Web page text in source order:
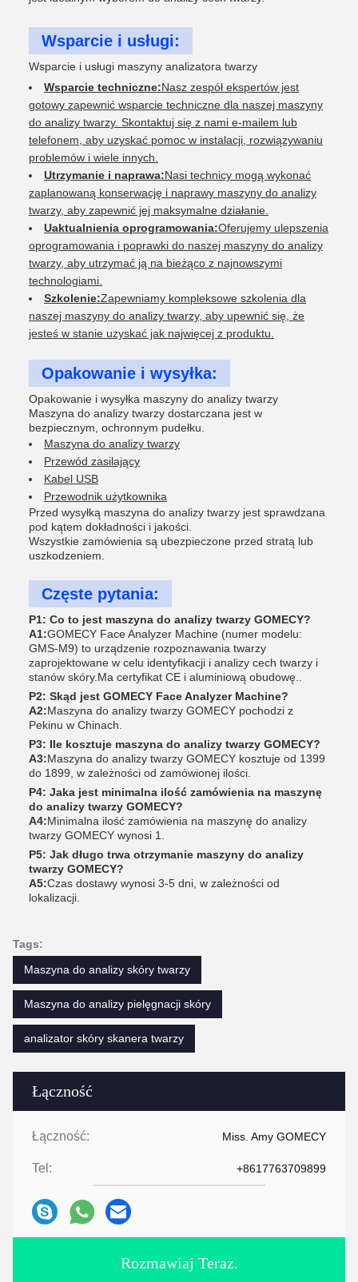
Łączność
Łączność: Miss. Amy GOMECY
Tel: +8617763709899
Rozmawiaj Teraz.
Wsparcie i usługi:
Wsparcie i usługi maszyny analizatora twarzy
Wsparcie techniczne:Nasz zespół ekspertów jest
gotowy zapewnić wsparcie techniczne dla naszej maszyny
do analizy twarzy. Skontaktuj się z nami e-mailem lub
telefonem, aby uzyskać pomoc w instalacji, rozwiązywaniu
problemów i wiele innych.
Utrzymanie i naprawa:Nasi technicy mogą wykonać
zaplanowaną konserwację i naprawy maszyny do analizy
twarzy, aby zapewnić jej maksymalne działanie.
Uaktualnienia oprogramowania:Oferujemy ulepszenia
oprogramowania i poprawki do naszej maszyny do analizy
twarzy, aby utrzymać ją na bieżąco z najnowszymi
technologiami.
Szkolenie:Zapewniamy kompleksowe szkolenia dla
naszej maszyny do analizy twarzy, aby upewnić się, że
jesteś w stanie uzyskać jak najwięcej z produktu.
Opakowanie i wysyłka:
Opakowanie i wysyłka maszyny do analizy twarzy
Maszyna do analizy twarzy dostarczana jest w
bezpiecznym, ochronnym pudełku.
Maszyna do analizy twarzy
Przewód zasilający
Kabel USB
Przewodnik użytkownika
Przed wysyłką maszyna do analizy twarzy jest sprawdzana
pod kątem dokładności i jakości.
Wszystkie zamówienia są ubezpieczone przed stratą lub
uszkodzeniem.
Częste pytania:
P1: Co to jest maszyna do analizy twarzy GOMECY?
A1:GOMECY Face Analyzer Machine (numer modelu:
GMS-M9) to urządzenie rozpoznawania twarzy
zaprojektowane w celu identyfikacji i analizy cech twarzy i
stanów skóry.Ma certyfikat CE i aluminiową obudowę..
P2: Skąd jest GOMECY Face Analyzer Machine?
A2:Maszyna do analizy twarzy GOMECY pochodzi z
Pekinu w Chinach.
P3: Ile kosztuje maszyna do analizy twarzy GOMECY?
A3:Maszyna do analizy twarzy GOMECY kosztuje od 1399
do 1899, w zależności od zamówionej ilości.
P4: Jaka jest minimalna ilość zamówienia na maszynę
do analizy twarzy GOMECY?
A4:Minimalna ilość zamówienia na maszynę do analizy
twarzy GOMECY wynosi 1.
P5: Jak długo trwa otrzymanie maszyny do analizy
twarzy GOMECY?
A5:Czas dostawy wynosi 3-5 dni, w zależności od
lokalizacji.
Tags:
Maszyna do analizy skóry twarzy
Maszyna do analizy pielęgnacji skóry
analizator skóry skanera twarzy